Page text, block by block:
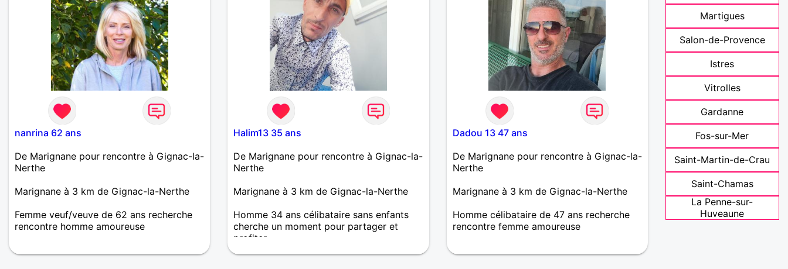
nanrina 62 ans
De Marignane pour rencontre à Gignac-la-
Nerthe
Marignane à 3 km de Gignac-la-Nerthe
Femme veuf/veuve de 62 ans recherche
rencontre homme amoureuse
connaissance, sans se prendre la tête
Halim13 35 ans
De Marignane pour rencontre à Gignac-la-
Nerthe
Marignane à 3 km de Gignac-la-Nerthe
Homme 34 ans célibataire sans enfants
cherche un moment pour partager et
profiter
Dadou 13 47 ans
De Marignane pour rencontre à Gignac-la-
Nerthe
Marignane à 3 km de Gignac-la-Nerthe
Homme célibataire de 47 ans recherche
rencontre femme amoureuse
marignane et recherche à faire des belles
Martigues
Salon-de-Provence
Istres
Vitrolles
Gardanne
Fos-sur-Mer
Saint-Martin-de-Crau
Saint-Chamas
La Penne-sur-
Huveaune